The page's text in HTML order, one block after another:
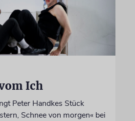
Ich
Peter Handkes Stück
Schnee von morgen« bei